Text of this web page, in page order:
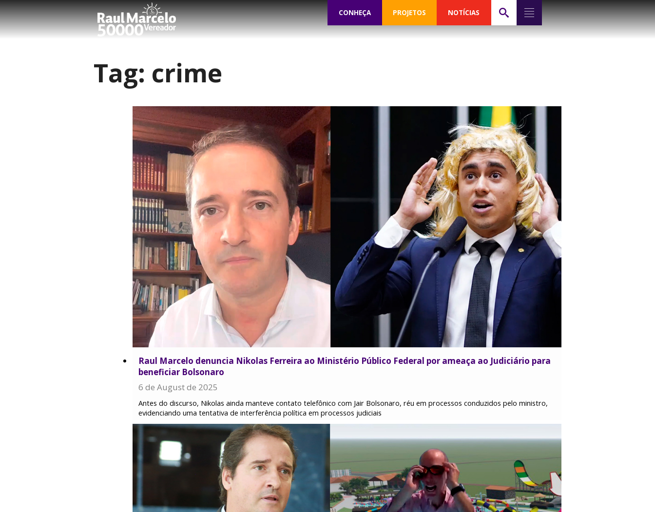
CONHEÇA PROJETOS NOTÍCIAS
Tag: crime
Raul Marcelo denuncia Nikolas Ferreira ao Ministério Público Federal por ameaça ao Judiciário para
beneficiar Bolsonaro
6 de August de 2025
Antes do discurso, Nikolas ainda manteve contato telefônico com Jair Bolsonaro, réu em processos conduzidos pelo ministro,
evidenciando uma tentativa de interferência política em processos judiciais